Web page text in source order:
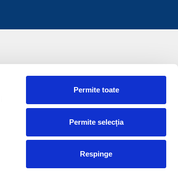
Permite toate
Permite selecția
Respinge